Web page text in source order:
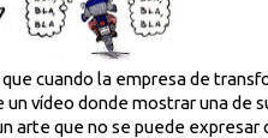
cuando la empresa de
vídeo donde mostrar una de
arte que no se puede expresar